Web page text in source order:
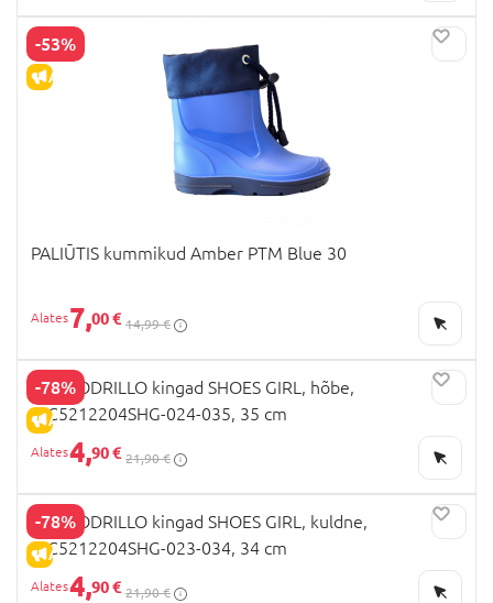
-53%
ALLAHINDLUS
PALIŪTIS kummikud Amber PTM Blue 30
7,00 € 14,99 €
-78%
ALLAHINDLUS
COCCODRILLO kingad SHOES GIRL, hõbe,
WC5212204SHG-024-035, 35 cm
4,90 € 21,90 €
-78%
ALLAHINDLUS
COCCODRILLO kingad SHOES GIRL, kuldne,
WC5212204SHG-023-034, 34 cm
4,90 € 21,90 €